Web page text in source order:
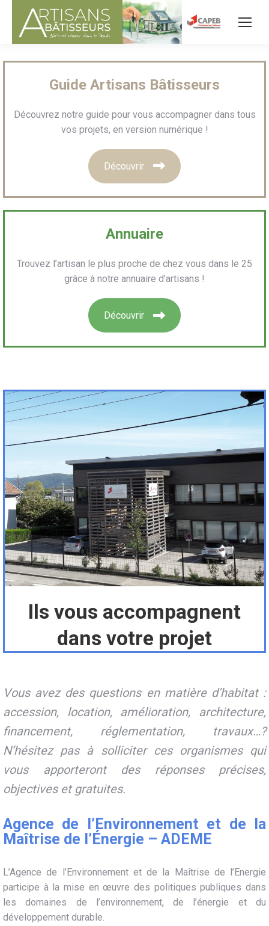
Guide Artisans Bâtisseurs
Découvrez notre guide pour vous accompagner dans tous
vos projets, en version numérique !
Découvrir
Annuaire
Trouvez l’artisan le plus proche de chez vous dans le 25
grâce à notre annuaire d’artisans !
Découvrir
Ils vous accompagnent
dans votre projet
Vous avez des questions en matière d’habitat :
accession, location, amélioration, architecture,
financement, réglementation, travaux…?
N’hésitez pas à solliciter ces organismes qui
vous apporteront des réponses précises,
objectives et gratuites.
Agence de l’Environnement et de la
Maîtrise de l’Énergie – ADEME
L’Agence de l’Environnement et de la Maîtrise de l’Energie
participe à la mise en œuvre des politiques publiques dans
les domaines de l’environnement, de l’énergie et du
développement durable.